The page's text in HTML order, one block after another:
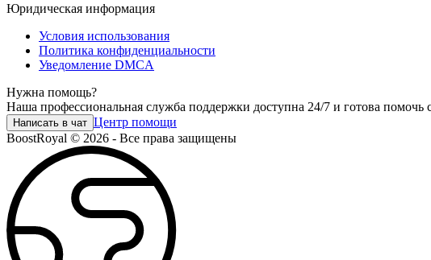
Юридическая информация
Условия использования
Политика конфиденциальности
Уведомление DMCA
Нужна помощь?
Наша профессиональная служба поддержки доступна 24/7 и готова
Написать в чат Центр помощи
BoostRoyal © 2026 - Все права защищены